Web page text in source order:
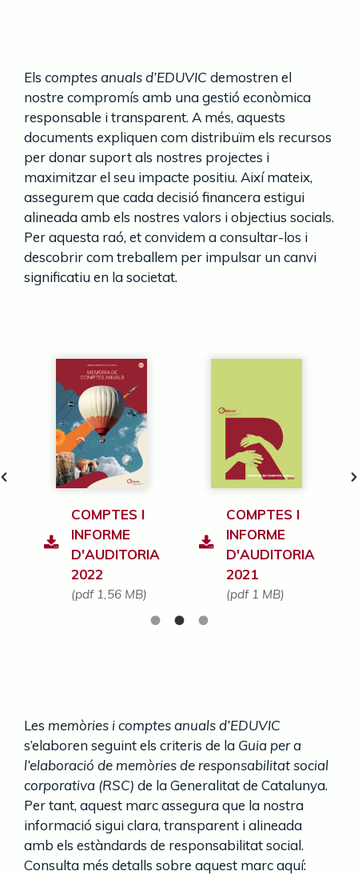
Els comptes anuals d’EDUVICdemostren el
nostre compromís amb una gestió econòmica
responsable i transparent. A més, aquests
documents expliquen com distribuïm els recursos
per donar suport als nostres projectes i
maximitzar el seu impacte positiu. Així mateix,
assegurem que cada decisió financera estigui
alineada amb els nostres valors i objectius socials.
Per aquesta raó, et convidem a consultar-los i
descobrir com treballem per impulsar un canvi
significatiu en la societat.
COMPTES I
INFORME
D'AUDITORIA
2022
(pdf 1,56 MB)
COMPTES I
INFORME
D'AUDITORIA
2021
(pdf 1 MB)
Les memòries i comptes anuals d’EDUVIC
s’elaboren seguint els criteris de la Guia per a
l’elaboració de memòries de responsabilitat social
corporativa (RSC) de la Generalitat de Catalunya.
Per tant, aquest marc assegura que la nostra
informació sigui clara, transparent i alineada
amb els estàndards de responsabilitat social.
Consulta més detalls sobre aquest marc aquí: